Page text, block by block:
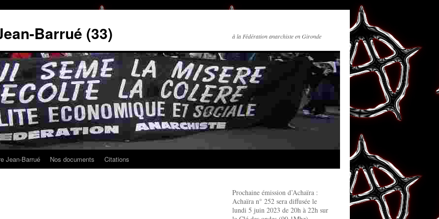
Barrué (33) à la Fédération anarchiste en Gironde
Jean-Barrué Nos documents Citations
Prochaine émission d’Achaïra :
Achaïra n° 252 sera diffusée le
lundi 5 juin 2023 de 20h à 22h sur